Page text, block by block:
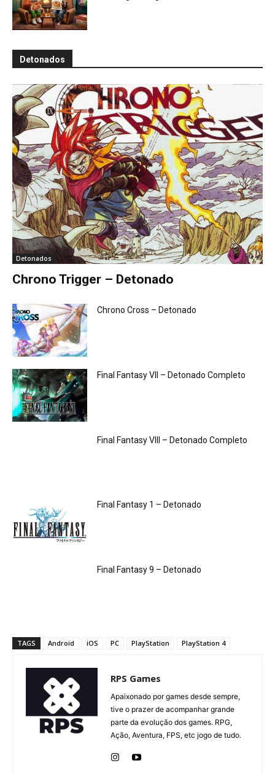
Detonados
Detonados
Chrono Trigger – Detonado
Chrono Cross – Detonado
Final Fantasy VII – Detonado Completo
Final Fantasy VIII – Detonado Completo
Final Fantasy 1 – Detonado
Final Fantasy 9 – Detonado
TAGS Android iOS PC PlayStation PlayStation 4
RPS Games
Apaixonado por games desde sempre,
tive o prazer de acompanhar grande
parte da evolução dos games. RPG,
Ação, Aventura, FPS, etc jogo de tudo.